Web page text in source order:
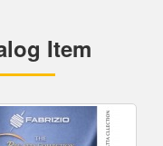
Item